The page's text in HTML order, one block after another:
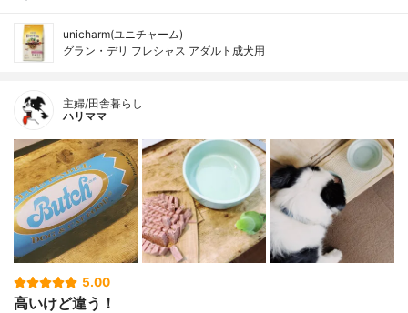
unicharm(ユニチャーム)
グラン・デリ フレシャス アダルト成犬用
主婦/田舎暮らし
ハリママ
5.00
高いけど違う！